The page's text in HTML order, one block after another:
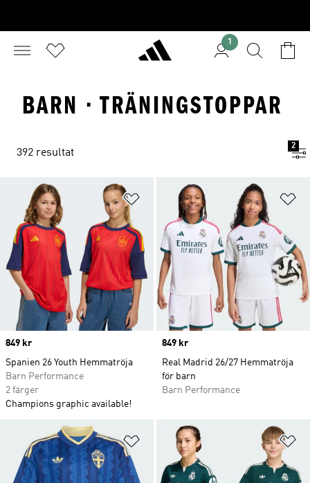
1
BARN · TRÄNINGSTOPPAR
392 resultat
2
Lägg till på önskelistan
Price
849 kr
Spanien 26 Youth Hemmatröja
Barn Performance
2 färger
Champions graphic available!
Price
849 kr
Real Madrid 26/27 Hemmatröja
för barn
Barn Performance
Lägg till på önskelistan